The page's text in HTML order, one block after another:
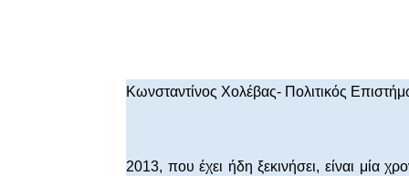
Κωνσταντίνος Χολέβας- Πολιτικός
2013, που έχει ήδη ξεκινήσει, είναι μία